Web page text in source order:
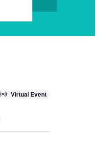
Virtual Event